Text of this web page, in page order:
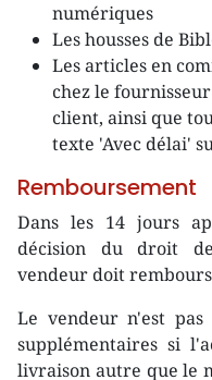
numériques
Les housses de
Les articles en
chez le
client, ainsi que
texte 'Avec délai'
Remboursement
Dans les 14 jours
décision du droit
vendeur doit
Le vendeur n'est
supplémentaires si
livraison autre que le